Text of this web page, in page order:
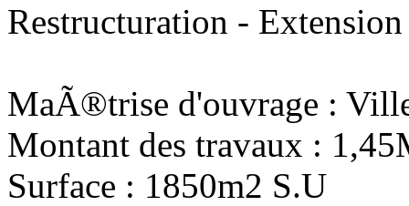
Restructuration - Extension
MaÃ®trise d'ouvrage :
Montant des travaux :
Surface : 1850m2 S.U